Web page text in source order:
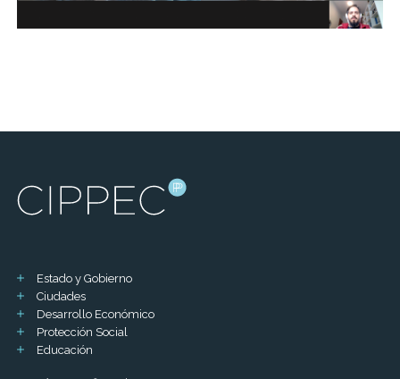
Estado y Gobierno
Ciudades
Desarrollo Económico
Protección Social
Educación